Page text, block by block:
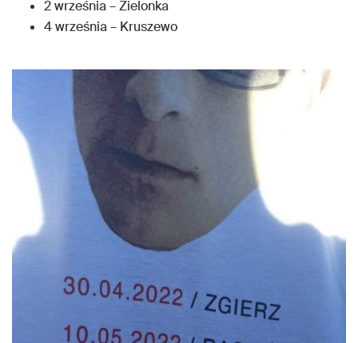
2 września – Zielonka
4 września – Kruszewo